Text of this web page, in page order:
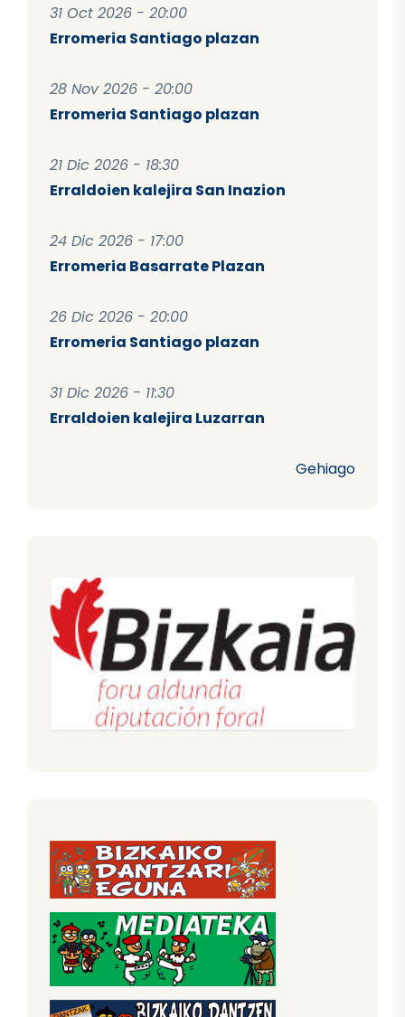
31 Oct 2026 - 20:00
Erromeria Santiago plazan
28 Nov 2026 - 20:00
Erromeria Santiago plazan
21 Dic 2026 - 18:30
Erraldoien kalejira San Inazion
24 Dic 2026 - 17:00
Erromeria Basarrate Plazan
26 Dic 2026 - 20:00
Erromeria Santiago plazan
31 Dic 2026 - 11:30
Erraldoien kalejira Luzarran
Gehiago